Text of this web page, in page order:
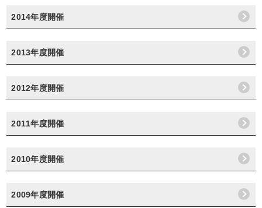
2014年度開催
2013年度開催
2012年度開催
2011年度開催
2010年度開催
2009年度開催